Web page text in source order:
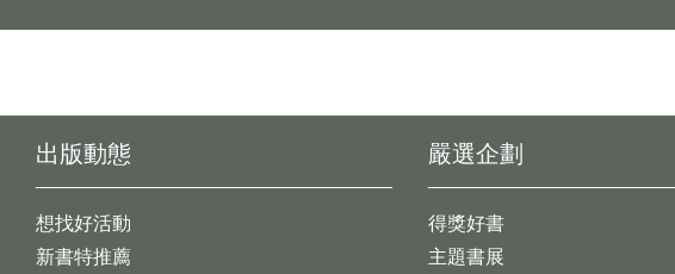
出版動態
想找好活動
新書特推薦
嚴選企劃
得獎好書
主題書展